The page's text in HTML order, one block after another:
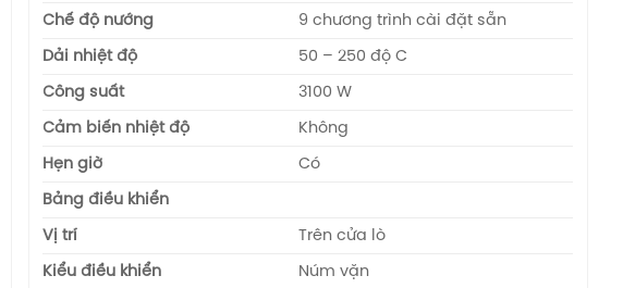
Chế độ nướng 9 chương trình cài đặt sẵn
Dải nhiệt độ 50 – 250 độ C
Công suất 3100 W
Cảm biến nhiệt độ Không
Hẹn giờ Có
Bảng điều khiển
Vị trí Trên cửa lò
Kiểu điều khiển Núm vặn